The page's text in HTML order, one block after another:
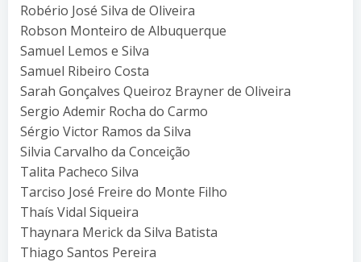
Robério José Silva de Oliveira
Robson Monteiro de Albuquerque
Samuel Lemos e Silva
Samuel Ribeiro Costa
Sarah Gonçalves Queiroz Brayner de Oliveira
Sergio Ademir Rocha do Carmo
Sérgio Victor Ramos da Silva
Silvia Carvalho da Conceição
Talita Pacheco Silva
Tarciso José Freire do Monte Filho
Thaís Vidal Siqueira
Thaynara Merick da Silva Batista
Thiago Santos Pereira